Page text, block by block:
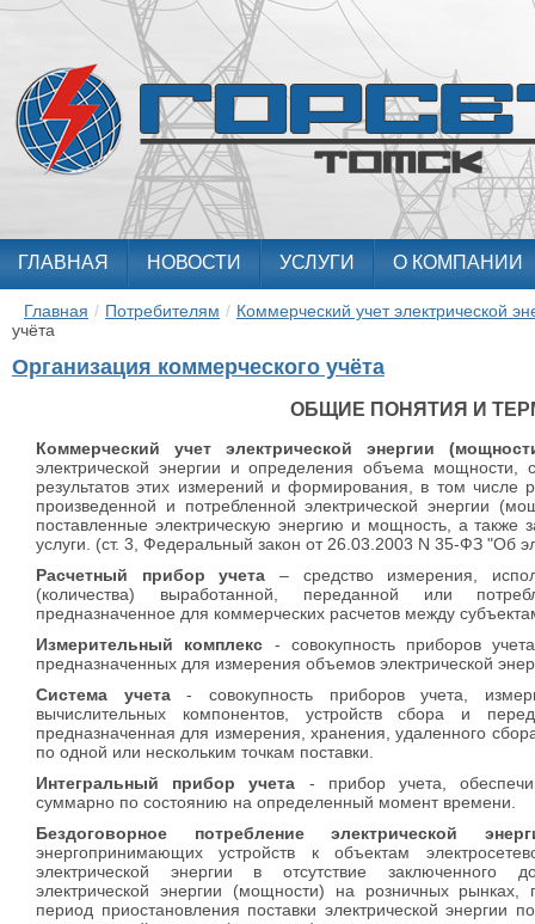
ГЛАВНАЯ НОВОСТИ УСЛУГИ О КОМПАНИИ
Главная / Потребителям / Коммерческий учет электрической
учёта
Организация коммерческого учёта
ОБЩИЕ ПОНЯТИЯ И
Коммерческий учет электрической энергии
электрической энергии и определения объема мощности,
результатов этих измерений и формирования, в том числе
произведенной и потребленной электрической энергии
поставленные электрическую энергию и мощность, а также
услуги. (ст. 3, Федеральный закон от 26.03.2003 N 35-ФЗ "Об
Расчетный прибор учета – средство измерения,
(количества) выработанной, переданной или
предназначенное для коммерческих расчетов между
Измерительный комплекс - совокупность приборов
предназначенных для измерения объемов электрической
Система учета- совокупность приборов учета,
вычислительных компонентов, устройств сбора и
предназначенная для измерения, хранения, удаленного
по одной или нескольким точкам поставки.
Интегральный прибор учета - прибор учета,
суммарно по состоянию на определенный момент времени.
Бездоговорное потребление электрической
энергопринимающих устройств к объектам
электрической энергии в отсутствие заключенного
электрической энергии (мощности) на розничных рынках,
период приостановления поставки электрической энергии